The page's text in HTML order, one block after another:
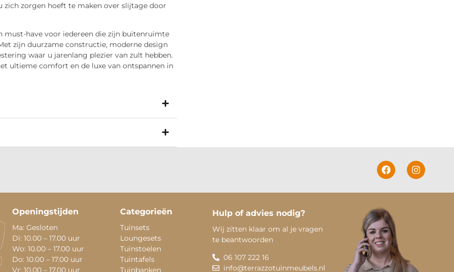
zich zorgen hoeft te maken over slijtage door
must-have voor iedereen die zijn buitenruimte
zijn duurzame constructie, moderne design
waar u jarenlang plezier van zult hebben.
ultieme comfort en de luxe van ontspannen in
Openingstijden
Ma: Gesloten
Di: 10.00 – 17.00 uur
Wo: 10.00 – 17.00 uur
Do: 10.00 – 17.00 uur
Vr: 10.00 – 17.00 uur
Categorieën
Tuinsets
Loungesets
Tuinstoelen
Tuintafels
Tuinbanken
Hulp of advies nodig?
Wij zitten klaar om al je vragen
te beantwoorden
06 107 222 16
info@terrazzotuinmeubels.nl